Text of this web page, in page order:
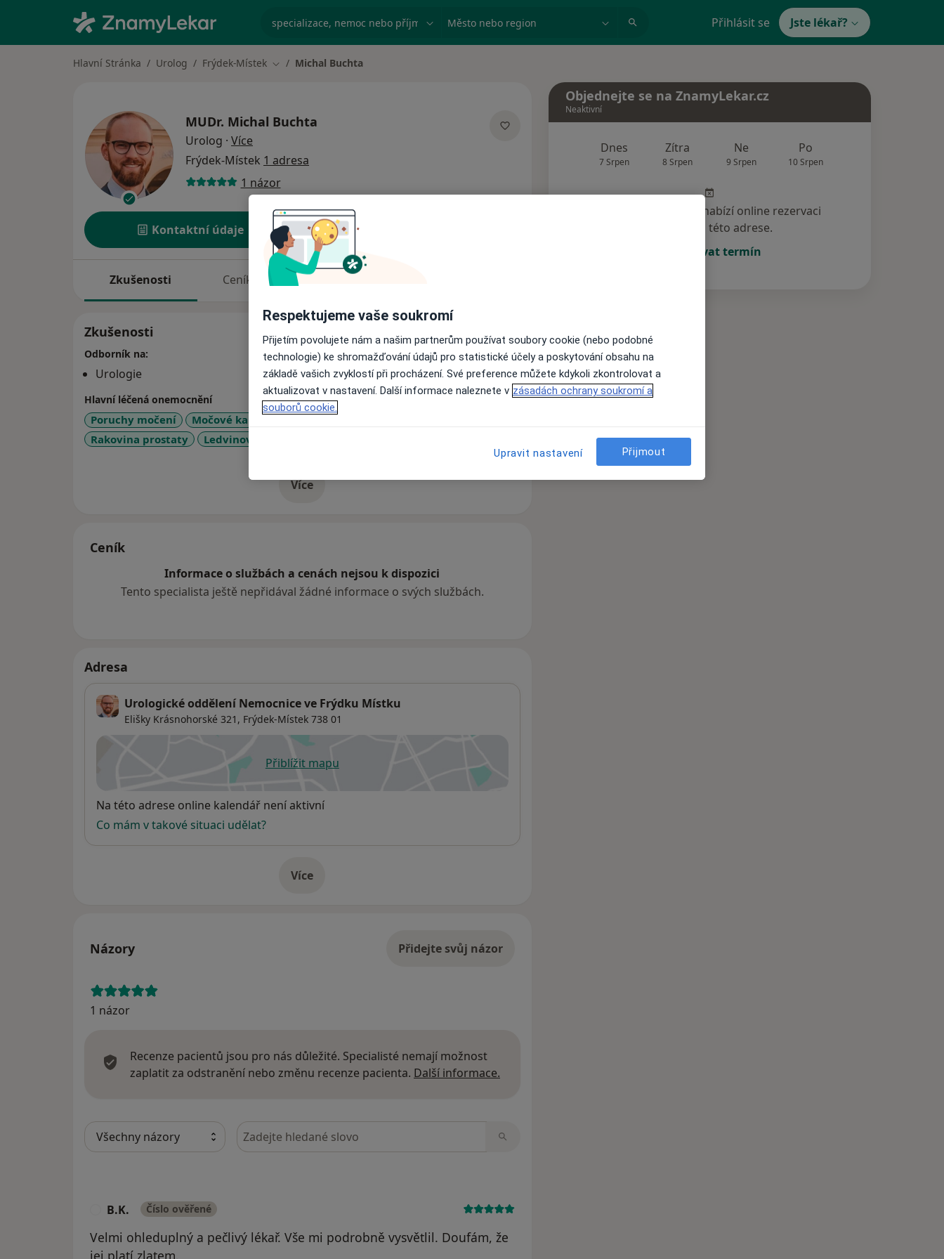
specializace, nemoc nebo příjmení Město nebo region Přihlásit se Jste lékař?
Hlavní Stránka Urolog Frýdek-Místek Změna města
Michal Buchta
MUDr. Michal Buchta
Urolog · Více
Frýdek-Místek 1 adresa
1 názor
Kontaktní údaje
Zkušenosti Ceník Adresy
Zkušenosti
Odborník na:
Urologie
Hlavní léčená onemocnění
Poruchy močení Močové kameny
Rakovina prostaty
Ledvinové kameny / ledvinové kameny
Víceo zkušenostech
Ceník
Informace o službách a cenách nejsou k dispozici
Tento specialista ještě nepřidával žádné informace o svých službách.
Adresa
Urologické oddělení Nemocnice ve Frýdku Místku
Elišky Krásnohorské 321, Frýdek-Místek 738 01
Přiblížit mapuse otevře v nové záložce
Dostupnost
Na této adrese online kalendář není aktivní
Co mám v takové situaci udělat?
Víceo adrese
Názory Přidejte svůj názor
1 názor
Recenze pacientů jsou pro nás důležité. Specialisté nemají možnost
zaplatit za odstranění nebo změnu recenze pacienta. Další informace.
Hledejte v názorech
B.K. Číslo ověřené
Velmi ohleduplný a pečlivý lékař. Vše mi podrobně vysvětlil. Doufám, že
Objednejte se na ZnamyLekar.cz
Neaktivní
Dnes
7 Srpen
Zítra
8 Srpen
Ne
9 Srpen
Po
10 Srpen
Tento specialista nenabízí online rezervaci
termínu na této adrese.
Rezervovat termín
Respektujeme vaše soukromí
Přijetím povolujete nám a našim partnerům používat soubory cookie (nebo podobné
technologie) ke shromažďování údajů pro statistické účely a poskytování obsahu na
základě vašich zvyklostí při procházení. Své preference můžete kdykoli zkontrolovat a
aktualizovat v nastavení. Další informace naleznete v zásadách ochrany soukromí a
souborů cookie.
Upravit nastavení Přijmout